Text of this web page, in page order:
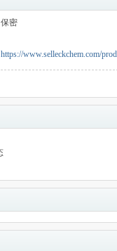
保密
https://www.selleckchem.com/